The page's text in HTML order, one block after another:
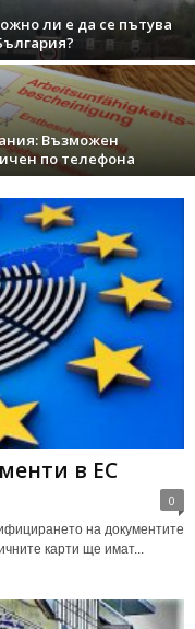
ли е да се пътува
Възможен
по телефона
в ЕС
0
на документите
карти ще имат...